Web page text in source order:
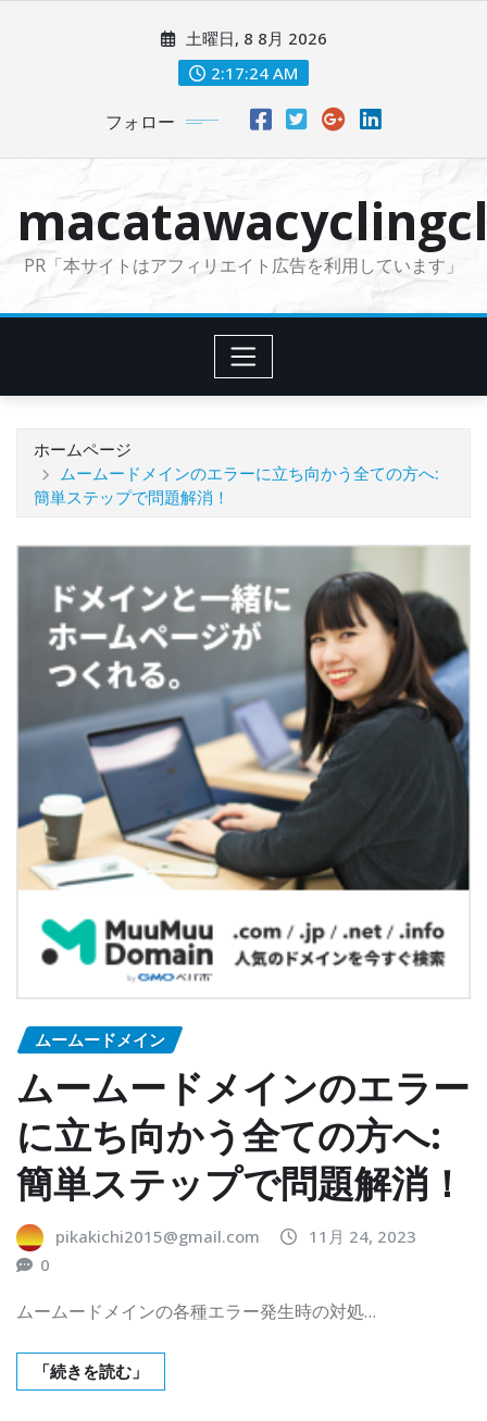
に
土曜日, 8 8月 2026
2:17:25 AM
フォロー
PR「本サイトはアフィリエイト広告を利用しています」
ホームページ
ムームードメインのエラーに立ち向かう全ての方へ:
簡単ステップで問題解消！
ムームードメイン
ムームードメインのエラー
に立ち向かう全ての方へ:
簡単ステップで問題解消！
pikakichi2015@gmail.com
11月 24, 2023
0
ムームードメインの各種エラー発生時の対処…
「続きを読む」